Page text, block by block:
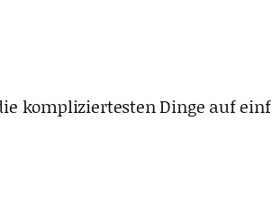
kompliziertesten Dinge auf